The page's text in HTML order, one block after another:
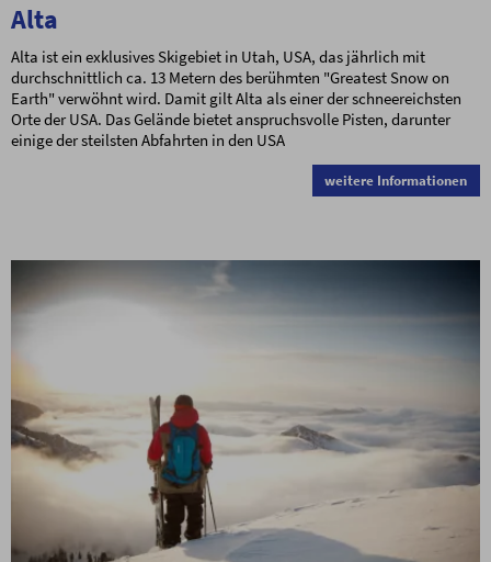
Alta
Alta ist ein exklusives Skigebiet in Utah, USA, das jährlich mit
durchschnittlich ca. 13 Metern des berühmten "Greatest Snow on
Earth" verwöhnt wird. Damit gilt Alta als einer der schneereichsten
Orte der USA. Das Gelände bietet anspruchsvolle Pisten, darunter
einige der steilsten Abfahrten in den USA
weitere Informationen